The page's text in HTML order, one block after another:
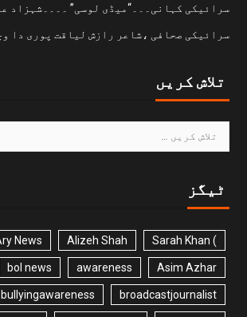
سرائیکی کہانی۔۔۔“میڈی لوسی” ۔۔۔۔شہزاد
سرائیکی صحافی ،شاعر رازش لیاقت پوری دا
تلاش کریں
ٹیگز
) Sarah Khan
Alizeh Shah
News
Asim Azhar
awareness
bol news
broadcastjournalist
bullyingawareness